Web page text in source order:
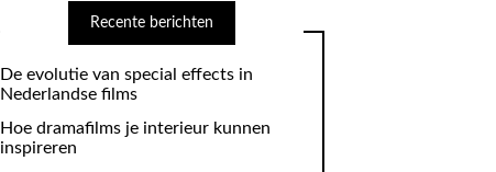
Recente berichten
De evolutie van special effects in
Nederlandse films
Hoe dramafilms je interieur kunnen
inspireren